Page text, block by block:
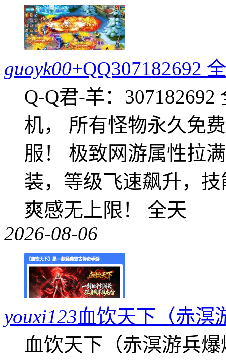
guoyk00+QQ307182692
Q-Q君-羊：
机， 所有怪物永久免
服！ 极致网游属性拉
装，等级飞速飙升，
爽感无上限！ 全天
2026-08-06
youxi123血饮天下（赤溟
血饮天下（赤溟游兵